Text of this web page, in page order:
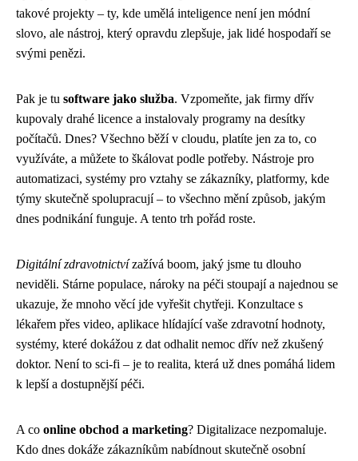
takové projekty – ty, kde umělá inteligence není jen módní
slovo, ale nástroj, který opravdu zlepšuje, jak lidé hospodaří se
svými penězi.
Pak je tu software jako služba. Vzpomeňte, jak firmy dřív
kupovaly drahé licence a instalovaly programy na desítky
počítačů. Dnes? Všechno běží v cloudu, platíte jen za to, co
využíváte, a můžete to škálovat podle potřeby. Nástroje pro
automatizaci, systémy pro vztahy se zákazníky, platformy, kde
týmy skutečně spolupracují – to všechno mění způsob, jakým
dnes podnikání funguje. A tento trh pořád roste.
Digitální zdravotnictvízažívá boom, jaký jsme tu dlouho
neviděli. Stárne populace, nároky na péči stoupají a najednou se
ukazuje, že mnoho věcí jde vyřešit chytřeji. Konzultace s
lékařem přes video, aplikace hlídající vaše zdravotní hodnoty,
systémy, které dokážou z dat odhalit nemoc dřív než zkušený
doktor. Není to sci-fi – je to realita, která už dnes pomáhá lidem
k lepší a dostupnější péči.
A co online obchod a marketing? Digitalizace nezpomaluje.
Kdo dnes dokáže zákazníkům nabídnout skutečně osobní